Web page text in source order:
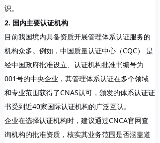
识。
2. 国内主要认证机构
目前我国境内具备资质开展管理体系认证服务的
机构众多。例如， 中国质量认证中心（CQC）
是
经中国政府批准设立、认证机构批准书编号为
001号的中央企业，其管理体系认证在多个领域
和专业范围获得了CNAS认可，颁发的体系认证证
书受到近40家国际认证机构的广泛互认。
企业在选择认证机构时，建议通过CNCA官网查
询机构的批准资质，核实其业务范围是否涵盖道